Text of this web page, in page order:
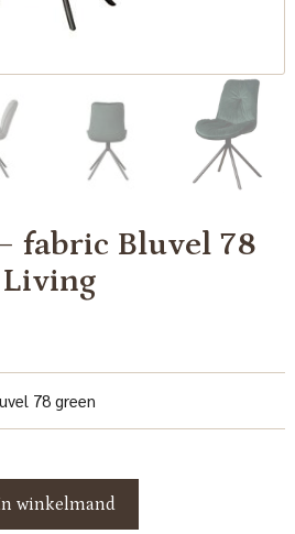
fabric Bluvel 78
Living
78 green
winkelmand